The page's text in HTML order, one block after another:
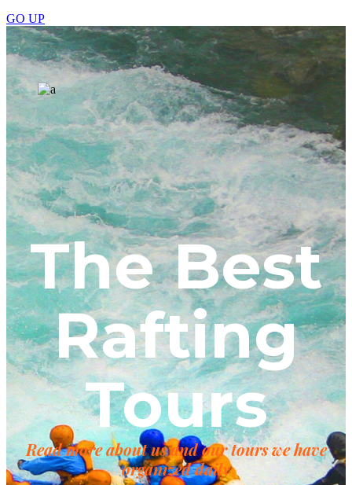
GO UP
The Best
Rafting
Tours
Read more about us and our tours we have
organized daily